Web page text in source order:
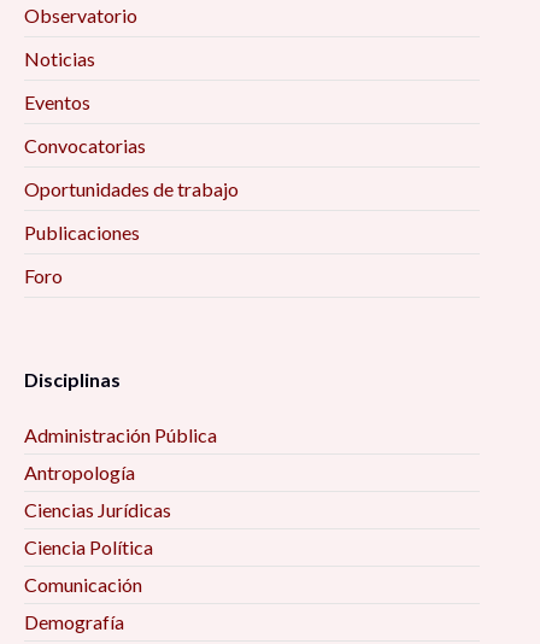
Observatorio
Noticias
Eventos
Convocatorias
Oportunidades de trabajo
Publicaciones
Foro
Disciplinas
Administración Pública
Antropología
Ciencias Jurídicas
Ciencia Política
Comunicación
Demografía